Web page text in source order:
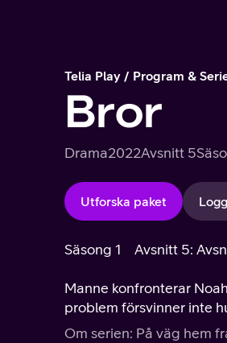
Telia Play Program &
Bror
Drama2022Avsnitt 5
Utforska paket
Säsong 1 Avsnitt 5:
Manne konfronterar
problem försvinner inte
Om serien: På väg hem